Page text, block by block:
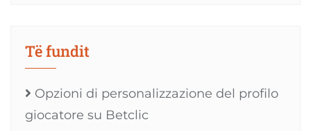
Të fundit
Opzioni di personalizzazione del profilo
giocatore su Betclic